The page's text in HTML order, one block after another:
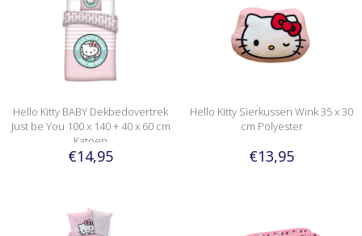
Hello Kitty BABY Dekbedovertrek
Just be You 100 x 140 + 40 x 60 cm
Katoen
€14,95
Hello Kitty Sierkussen Wink 35 x 30
cm Polyester
€13,95